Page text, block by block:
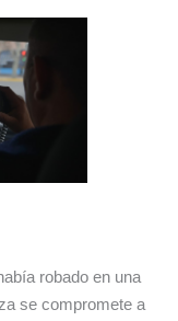
robado en una
se compromete a